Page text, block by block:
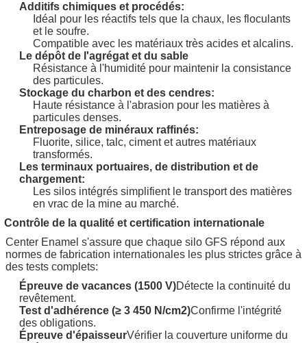
Additifs chimiques et procédés:
Idéal pour les réactifs tels que la chaux, les floculants
et le soufre.
Compatible avec les matériaux très acides et alcalins.
Le dépôt de l'agrégat et du sable
Résistance à l'humidité pour maintenir la consistance
des particules.
Stockage du charbon et des cendres:
Haute résistance à l'abrasion pour les matières à
particules denses.
Entreposage de minéraux raffinés:
Fluorite, silice, talc, ciment et autres matériaux
transformés.
Les terminaux portuaires, de distribution et de
chargement:
Les silos intégrés simplifient le transport des matières
en vrac de la mine au marché.
Contrôle de la qualité et certification internationale
Center Enamel s'assure que chaque silo GFS répond aux
normes de fabrication internationales les plus strictes grâce à
des tests complets:
Épreuve de vacances (1500 V)Détecte la continuité du
revêtement.
Test d'adhérence (≥ 3 450 N/cm2)Confirme l'intégrité
des obligations.
Épreuve d'épaisseurVérifier la couverture uniforme du